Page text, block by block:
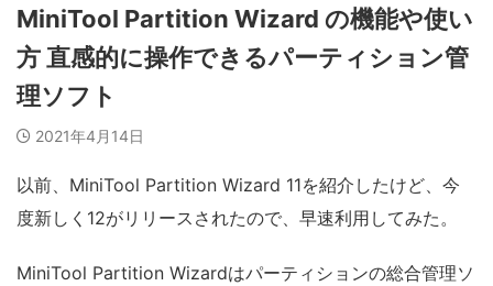
MiniTool Partition Wizard の機能や使い
方 直感的に操作できるパーティション管
理ソフト
2021年4月14日
以前、MiniTool Partition Wizard 11を紹介したけど、今
度新しく12がリリースされたので、早速利用してみた。
MiniTool Partition Wizardはパーティションの総合管理ソ